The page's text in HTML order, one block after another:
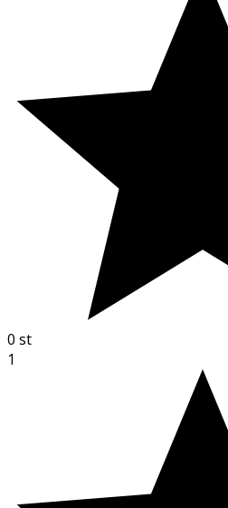
0 st
1